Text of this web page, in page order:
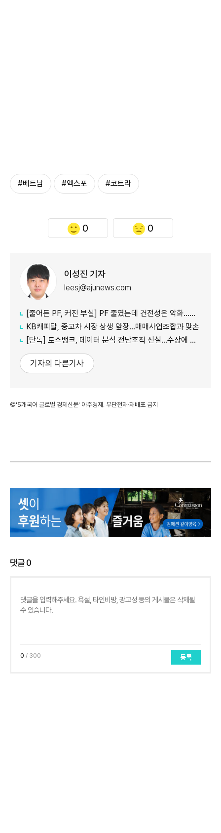
#베트남 #엑스포 #코트라
0 0
이성진 기자
leesj@ajunews.com
[줄어든 PF, 커진 부실] PF 줄였는데 건전성은 악화…저축은행·상호금융 '경고등'
KB캐피탈, 중고차 시장 상생 앞장…매매사업조합과 맞손
[단독] 토스뱅크, 데이터 분석 전담조직 신설…수장에 카카오 출신 선임
기자의 다른기사
©'5개국어 글로벌 경제신문' 아주경제. 무단전재·재배포 금지
댓글0
0 / 300 등록